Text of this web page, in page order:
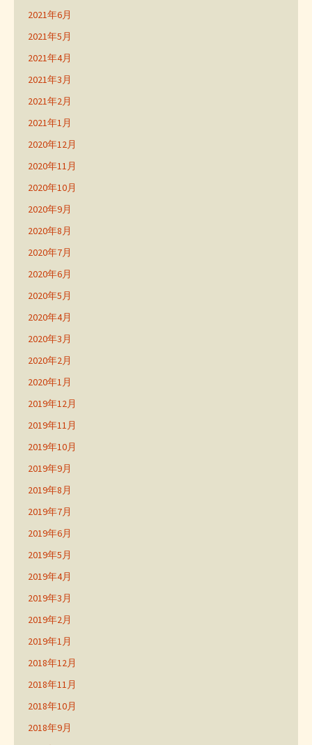
2021年6月
2021年5月
2021年4月
2021年3月
2021年2月
2021年1月
2020年12月
2020年11月
2020年10月
2020年9月
2020年8月
2020年7月
2020年6月
2020年5月
2020年4月
2020年3月
2020年2月
2020年1月
2019年12月
2019年11月
2019年10月
2019年9月
2019年8月
2019年7月
2019年6月
2019年5月
2019年4月
2019年3月
2019年2月
2019年1月
2018年12月
2018年11月
2018年10月
2018年9月